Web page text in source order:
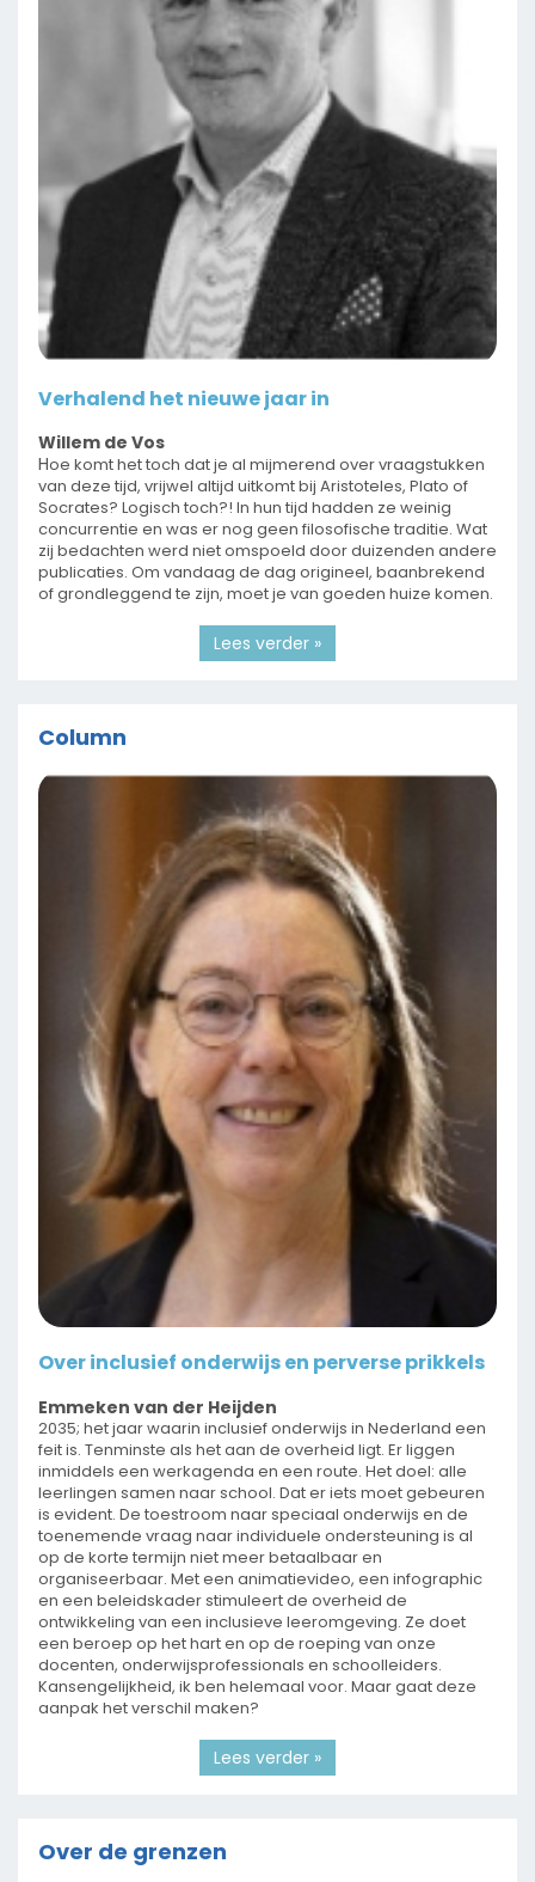
Verhalend het nieuwe jaar in
Willem de Vos
Hoe komt het toch dat je al mijmerend over vraagstukken
van deze tijd, vrijwel altijd uitkomt bij Aristoteles, Plato of
Socrates? Logisch toch?! In hun tijd hadden ze weinig
concurrentie en was er nog geen filosofische traditie. Wat
zij bedachten werd niet omspoeld door duizenden andere
publicaties. Om vandaag de dag origineel, baanbrekend
of grondleggend te zijn, moet je van goeden huize komen.
Lees verder »
Column
Over inclusief onderwijs en perverse prikkels
Emmeken van der Heijden
2035; het jaar waarin inclusief onderwijs in Nederland een
feit is. Tenminste als het aan de overheid ligt. Er liggen
inmiddels een werkagenda en een route. Het doel: alle
leerlingen samen naar school. Dat er iets moet gebeuren
is evident. De toestroom naar speciaal onderwijs en de
toenemende vraag naar individuele ondersteuning is al
op de korte termijn niet meer betaalbaar en
organiseerbaar. Met een animatievideo, een infographic
en een beleidskader stimuleert de overheid de
ontwikkeling van een inclusieve leeromgeving. Ze doet
een beroep op het hart en op de roeping van onze
docenten, onderwijsprofessionals en schoolleiders.
Kansengelijkheid, ik ben helemaal voor. Maar gaat deze
aanpak het verschil maken?
Lees verder »
Over de grenzen